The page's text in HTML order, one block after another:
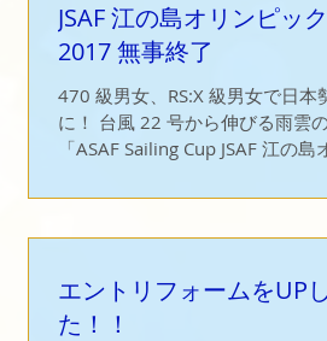
JSAF 江の島オリンピッ
2017 無事終了
470 級男女、RS:X 級男女で日本
に！ 台風 22 号から伸びる雨雲
「ASAF Sailing Cup JSAF 江の島
りました。午前中は台風本体が
エントリフォームをUP
た！！